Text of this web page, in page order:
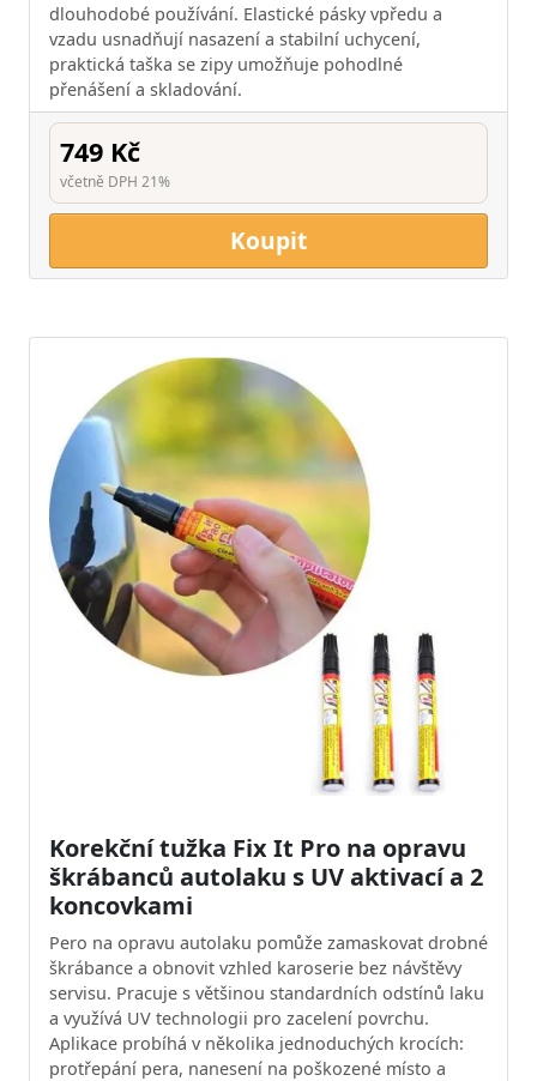
dlouhodobé používání. Elastické pásky vpředu a
vzadu usnadňují nasazení a stabilní uchycení,
praktická taška se zipy umožňuje pohodlné
přenášení a skladování.
749 Kč
včetně DPH 21%
Koupit
Korekční tužka Fix It Pro na opravu
škrábanců autolaku s UV aktivací a 2
koncovkami
Pero na opravu autolaku pomůže zamaskovat drobné
škrábance a obnovit vzhled karoserie bez návštěvy
servisu. Pracuje s většinou standardních odstínů laku
a využívá UV technologii pro zacelení povrchu.
Aplikace probíhá v několika jednoduchých krocích:
protřepání pera, nanesení na poškozené místo a